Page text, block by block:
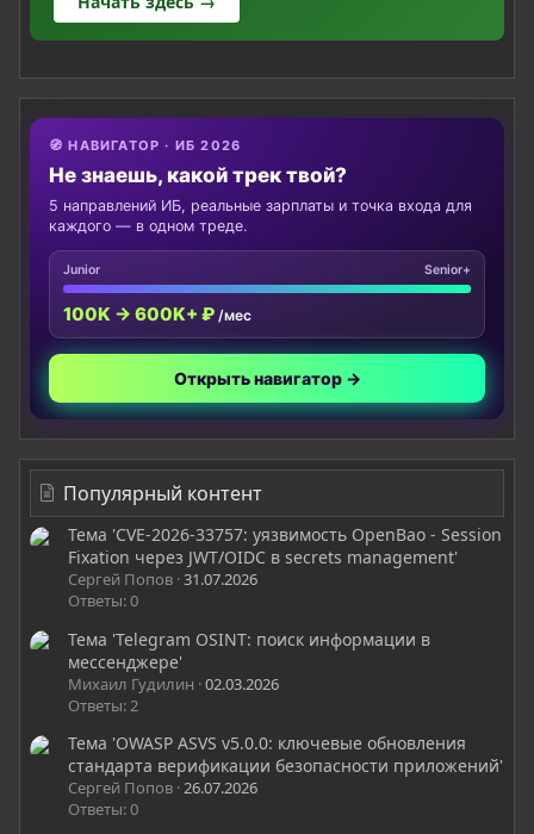
🧭 НАВИГАТОР · ИБ 2026
Не знаешь, какой трек твой?
5 направлений ИБ, реальные зарплаты и точка входа для
каждого — в одном треде.
Junior Senior+
100K → 600K+ ₽ /мес
Открыть навигатор →
Популярный контент
Тема 'CVE-2026-33757: уязвимость OpenBao - Session
Fixation через JWT/OIDC в secrets management'
Сергей Попов 31.07.2026
Ответы: 0
Тема 'Telegram OSINT: поиск информации в
мессенджере'
Михаил Гудилин 02.03.2026
Ответы: 2
Тема 'OWASP ASVS v5.0.0: ключевые обновления
стандарта верификации безопасности приложений'
Сергей Попов 26.07.2026
Ответы: 0